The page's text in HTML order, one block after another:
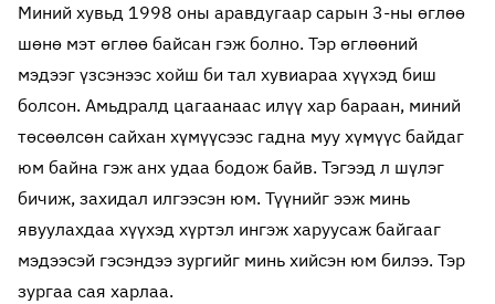
Миний хувьд 1998 оны аравдугаар сарын 3-ны өглөө
шөнө мэт өглөө байсан гэж болно. Тэр өглөөний
мэдээг үзсэнээс хойш би тал хувиараа хүүхэд биш
болсон. Амьдралд цагаанаас илүү хар бараан, миний
төсөөлсөн сайхан хүмүүсээс гадна муу хүмүүс байдаг
юм байна гэж анх удаа бодож байв. Тэгээд л шүлэг
бичиж, захидал илгээсэн юм. Түүнийг ээж минь
явуулахдаа хүүхэд хүртэл ингэж харуусаж байгааг
мэдээсэй гэсэндээ зургийг минь хийсэн юм билээ. Тэр
зургаа сая харлаа.